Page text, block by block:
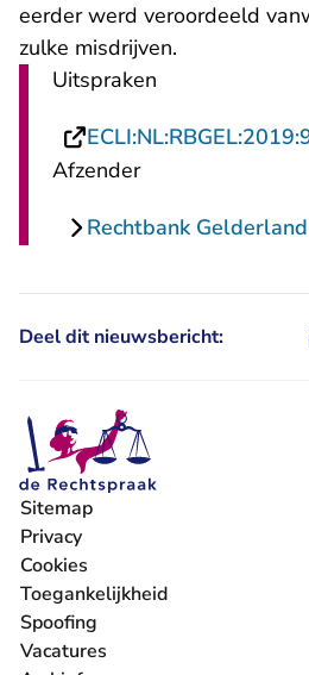
eerder werd veroordeeld
zulke misdrijven.
Uitspraken
Afzender
Rechtbank Gelderland
Deel dit nieuwsbericht: Deel
Sitemap
Privacy
Cookies
Toegankelijkheid
Spoofing
Vacatures
- U verlaat Rechtspraak.nl